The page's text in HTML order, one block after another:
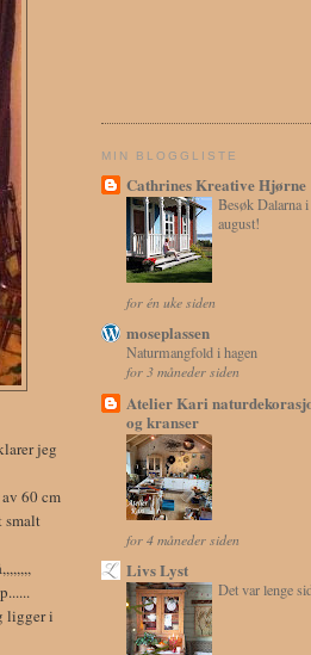
jeg
60 cm
smalt
ligger i
MIN BLOGGLISTE
Cathrines Kreative Hjørne
Besøk Dalarna i
august!
for én uke siden
moseplassen
Naturmangfold i hagen
for 3 måneder siden
Atelier Kari
og kranser
for 4 måneder siden
Livs Lyst
Det var lenge